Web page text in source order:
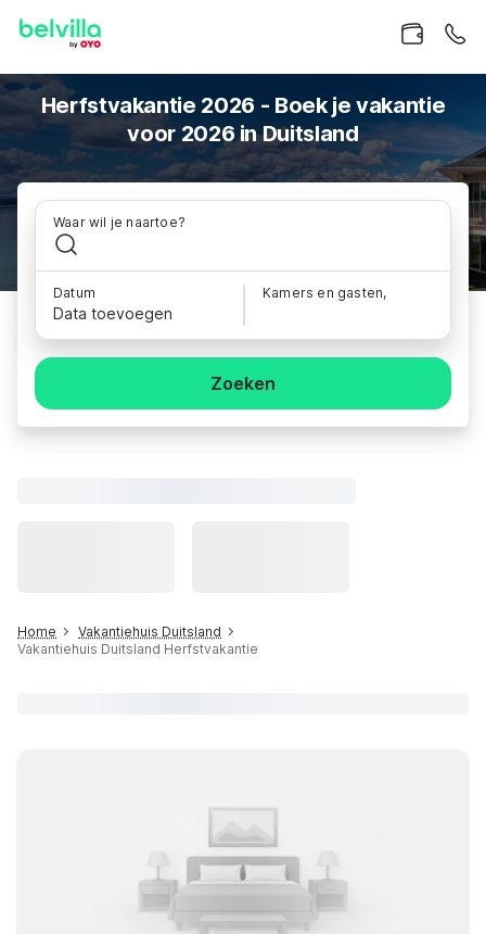
Herfstvakantie 2026 - Boek je vakantie
voor 2026 in Duitsland
Waar wil je naartoe?
Datum
Data toevoegen
Kamers en gasten,
Zoeken
Home
Vakantiehuis Duitsland
Vakantiehuis Duitsland Herfstvakantie